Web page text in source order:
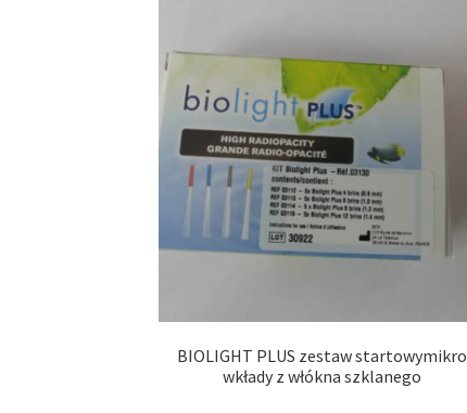
BIOLIGHT PLUS zestaw startowymikro
wkłady z włókna szklanego